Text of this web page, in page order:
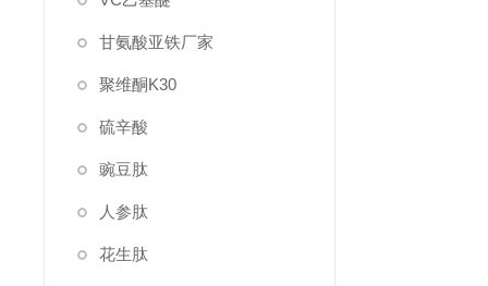
甘氨酸亚铁厂家
聚维酮K30
硫辛酸
豌豆肽
人参肽
花生肽